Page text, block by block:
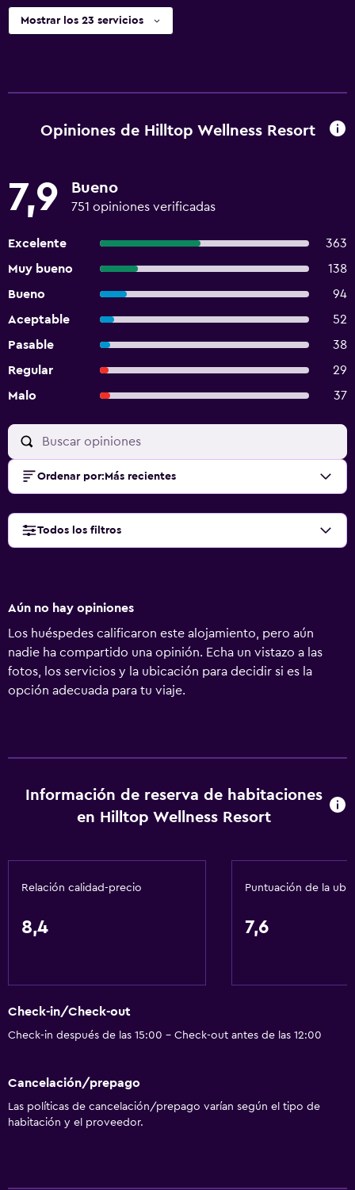
Mostrar los 23 servicios
Opiniones de Hilltop Wellness Resort
7,9 Bueno
751 opiniones verificadas
Excelente
363
Muy bueno
138
Bueno
94
Aceptable
52
Pasable
38
Regular
29
Malo
37
Ordenar por: Más recientes
Todos los filtros
Aún no hay opiniones
Los huéspedes calificaron este alojamiento, pero aún
nadie ha compartido una opinión. Echa un vistazo a las
fotos, los servicios y la ubicación para decidir si es la
opción adecuada para tu viaje.
Información de reserva de habitaciones
en Hilltop Wellness Resort
Relación calidad-precio
8,4
Puntuación de la
7,6
Check-in/Check-out
Check-in después de las 15:00 - Check-out antes de las 12:00
Cancelación/prepago
Las políticas de cancelación/prepago varían según el tipo de
habitación y el proveedor.